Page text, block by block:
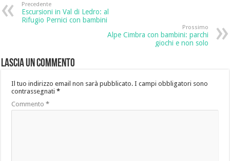
Precedente
Escursioni in Val di Ledro: al
Rifugio Pernici con bambini
Prossimo
Alpe Cimbra con bambini: parchi
giochi e non solo
Lascia un commento
Il tuo indirizzo email non sarà pubblicato. I campi obbligatori sono
contrassegnati*
Commento*